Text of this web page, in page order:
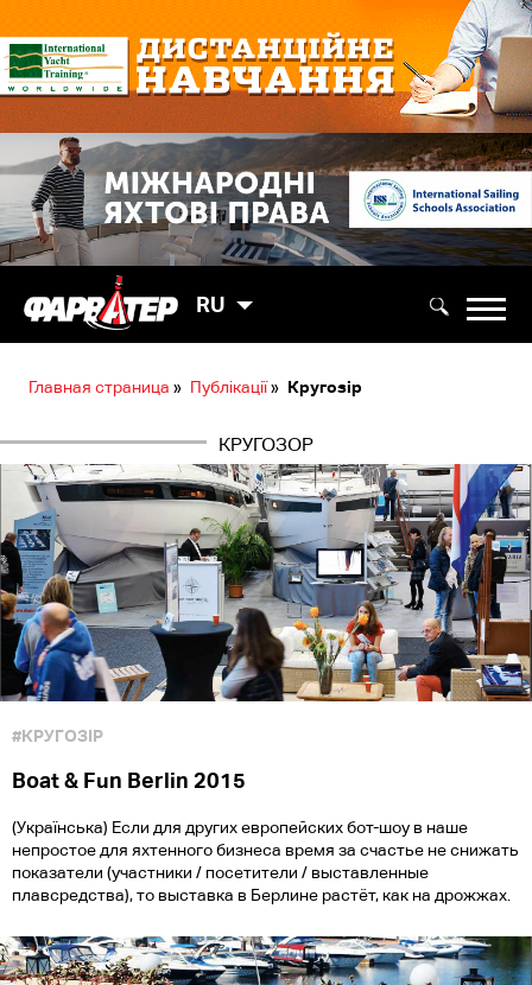
RU
Главная страница » Публікації» Кругозір
КРУГОЗОР
#КРУГОЗІР
Boat & Fun Berlin 2015
(Українська) Если для других европейских бот-шоу в наше
непростое для яхтенного бизнеса время за счастье не снижать
показатели (участники / посетители / выставленные
плавсредства), то выставка в Берлине растёт, как на дрожжах.